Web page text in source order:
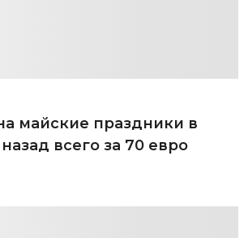
майские праздники в
всего за 70 евро